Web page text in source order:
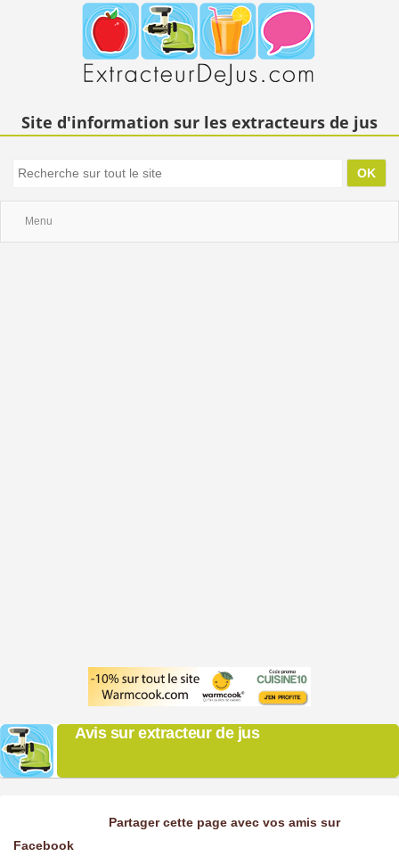
Site d'information sur les extracteurs de jus
Menu
Avis sur extracteur de jus
Partager cette page avec vos amis sur
Facebook